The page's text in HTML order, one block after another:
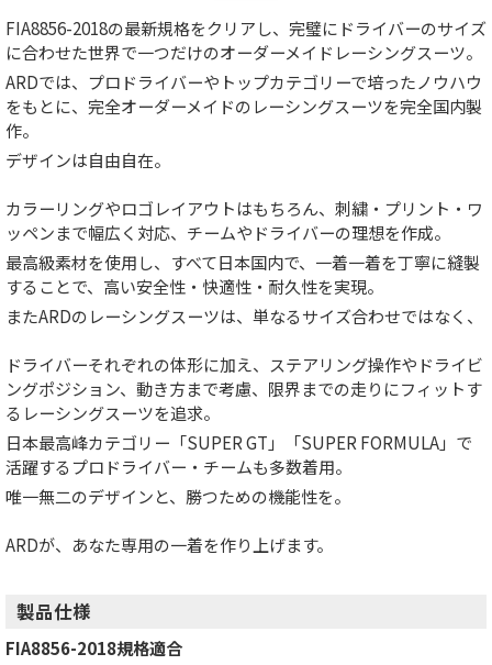
FIA8856-2018の最新規格をクリアし、完璧にドライバーのサイズ
に合わせた世界で一つだけのオーダーメイドレーシングスーツ。
ARDでは、プロドライバーやトップカテゴリーで培ったノウハウ
をもとに、完全オーダーメイドのレーシングスーツを完全国内製
作。
デザインは自由自在。
カラーリングやロゴレイアウトはもちろん、刺繍・プリント・ワ
ッペンまで幅広く対応、チームやドライバーの理想を作成。
最高級素材を使用し、すべて日本国内で、一着一着を丁寧に縫製
することで、高い安全性・快適性・耐久性を実現。
またARDのレーシングスーツは、単なるサイズ合わせではなく、
ドライバーそれぞれの体形に加え、ステアリング操作やドライビ
ングポジション、動き方まで考慮、限界までの走りにフィットす
るレーシングスーツを追求。
日本最高峰カテゴリー「SUPER GT」「SUPER FORMULA」で
活躍するプロドライバー・チームも多数着用。
唯一無二のデザインと、勝つための機能性を。
ARDが、あなた専用の一着を作り上げます。
製品仕様
FIA8856-2018規格適合